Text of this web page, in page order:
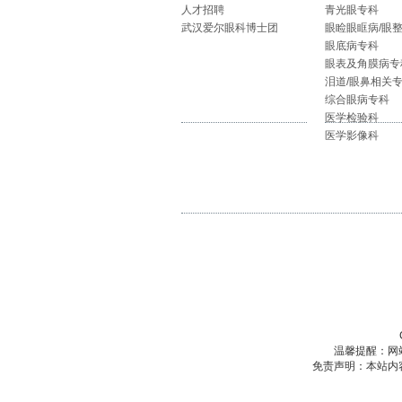
人才招聘
武汉爱尔眼科博士团
青光眼专科
眼睑眼眶病/眼
眼底病专科
眼表及角膜病
泪道/眼鼻相关
综合眼病专科
医学检验科
医学影像科
温馨提醒：网
免责声明：本站